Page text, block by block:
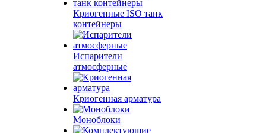
Криогенные ISO танк
контейнеры
Испарители
атмосферные
Криогенная арматура
Моноблоки